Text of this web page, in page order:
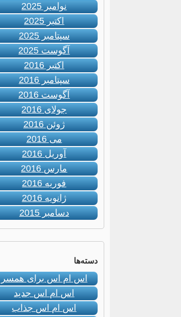
نوامبر 2025
اکتبر 2025
سپتامبر 2025
آگوست 2025
اکتبر 2016
سپتامبر 2016
آگوست 2016
جولای 2016
ژوئن 2016
می 2016
آوریل 2016
مارس 2016
فوریه 2016
ژانویه 2016
دسامبر 2015
دسته‌ها
اس ام اس برای همسر
اس ام اس جدید
اس ام اس جذاب